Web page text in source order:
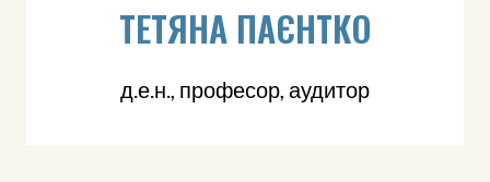
ТЕТЯНА ПАЄНТКО
д.е.н., професор, аудитор